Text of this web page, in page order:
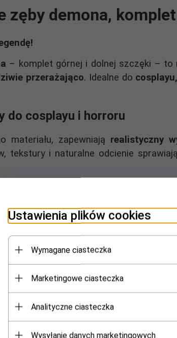
zęby demona,
– komplet górnej i dolnej szczęki – to
przerażająco. Idealne do
do cosplayu i horroru
materiału, zapewniają realistyczny
tekstury i naturalne odcienie
– komplet górnej i dolnej szczęki –
przerażająco. Idealne do
demona:
– wygląda jak prawdziwa szczęka
– komfort noszenia
Ustawienia plików cookies
Wymagane ciasteczka
Marketingowe ciasteczka
Analityczne ciasteczka
Wysyłanie danych marketingowych